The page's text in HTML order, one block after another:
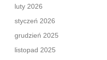
luty 2026
styczeń 2026
grudzień 2025
listopad 2025